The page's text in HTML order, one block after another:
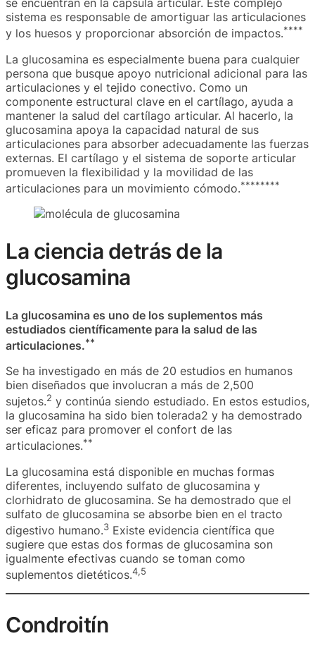
se encuentran en la cápsula articular. Este complejo
sistema es responsable de amortiguar las articulaciones
y los huesos y proporcionar absorción de impactos.****
La glucosamina es especialmente buena para cualquier
persona que busque apoyo nutricional adicional para las
articulaciones y el tejido conectivo. Como un
componente estructural clave en el cartílago, ayuda a
mantener la salud del cartílago articular. Al hacerlo, la
glucosamina apoya la capacidad natural de sus
articulaciones para absorber adecuadamente las fuerzas
externas. El cartílago y el sistema de soporte articular
promueven la flexibilidad y la movilidad de las
articulaciones para un movimiento cómodo.********
La ciencia detrás de la
glucosamina
La glucosamina es uno de los suplementos más
estudiados científicamente para la salud de las
articulaciones.**
Se ha investigado en más de 20 estudios en humanos
bien diseñados que involucran a más de 2,500
sujetos.2 y continúa siendo estudiado. En estos estudios,
la glucosamina ha sido bien tolerada2 y ha demostrado
ser eficaz para promover el confort de las
articulaciones.**
La glucosamina está disponible en muchas formas
diferentes, incluyendo sulfato de glucosamina y
clorhidrato de glucosamina. Se ha demostrado que el
sulfato de glucosamina se absorbe bien en el tracto
digestivo humano.3 Existe evidencia científica que
sugiere que estas dos formas de glucosamina son
igualmente efectivas cuando se toman como
suplementos dietéticos.4,5
Condroitín